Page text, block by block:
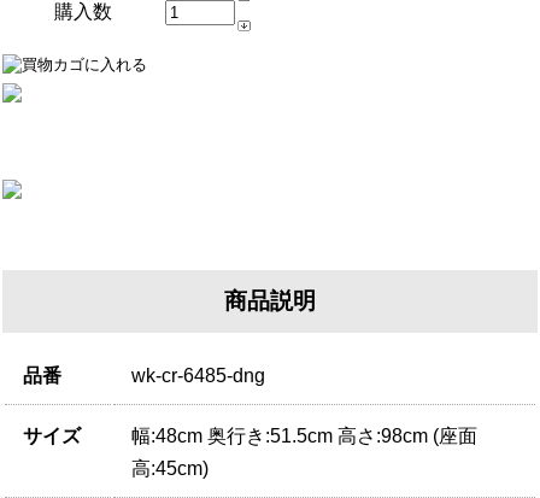
購入数
商品説明
品番 wk-cr-6485-dng
サイズ
幅:48cm 奥行き:51.5cm 高さ:98cm (座面
高:45cm)